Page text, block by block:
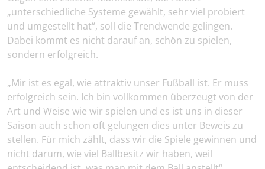
„unterschiedliche Systeme gewählt, sehr viel probiert
und umgestellt hat“, soll die Trendwende gelingen.
Dabei kommt es nicht darauf an, schön zu spielen,
sondern erfolgreich.
„Mir ist es egal, wie attraktiv unser Fußball ist. Er muss
erfolgreich sein. Ich bin vollkommen überzeugt von der
Art und Weise wie wir spielen und es ist uns in dieser
Saison auch schon oft gelungen dies unter Beweis zu
stellen. Für mich zählt, dass wir die Spiele gewinnen und
nicht darum, wie viel Ballbesitz wir haben, weil